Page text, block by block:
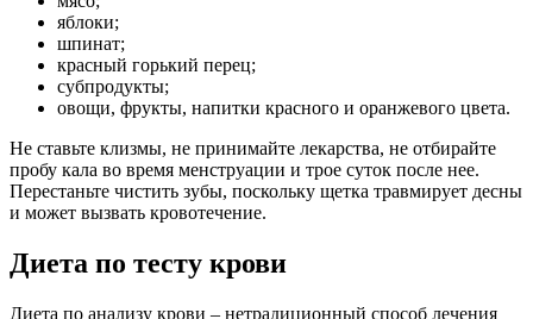
яблоки;
шпинат;
красный горький перец;
субпродукты;
овощи, фрукты, напитки красного и оранжевого цвета.
Не ставьте клизмы, не принимайте лекарства, не отбирайте
пробу кала во время менструации и трое суток после нее.
Перестаньте чистить зубы, поскольку щетка травмирует десны
и может вызвать кровотечение.
Диета по тесту крови
Диета по анализу крови – нетрадиционный способ лечения